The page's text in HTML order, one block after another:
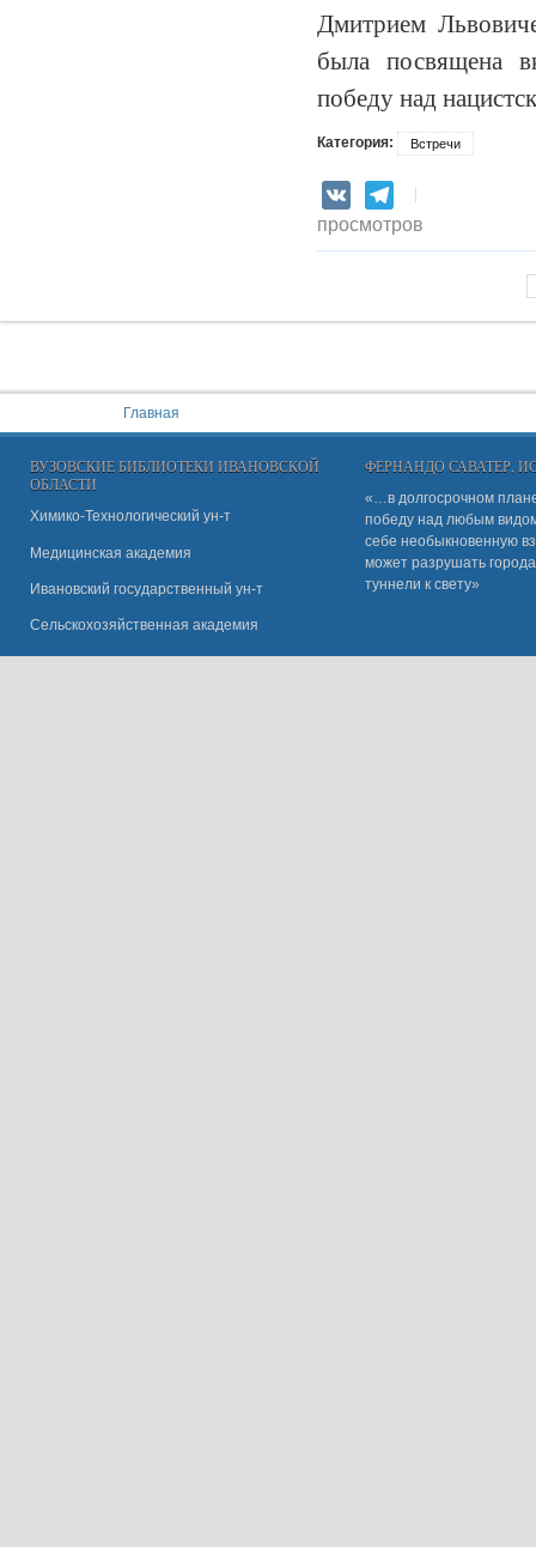
Дмитрием
была посвящена
победу над
Категория: Встречи
VK Telegram
просмотров
Страницы
Главная
ВУЗОВСКИЕ БИБЛИОТЕКИ ИВАНОВСКОЙ
ОБЛАСТИ
Химико-Технологический ун-т
Медицинская академия
Ивановский государственный ун-т
Сельскохозяйственная академия
ФЕРНАНДО САВАТЕР,
«…в долгосрочном
победу над любым
себе необыкновенную
может разрушать
туннели к свету»